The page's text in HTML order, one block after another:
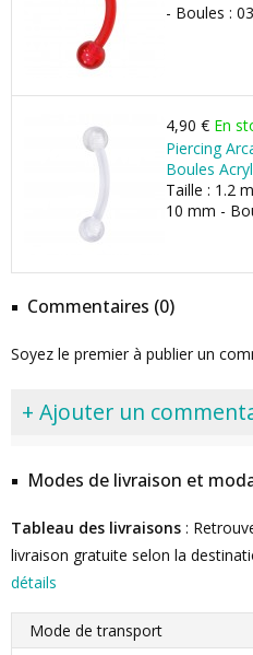
- Boules :
4,90 € En
Piercing
Boules
Taille : 1.2
10 mm -
Commentaires (0)
Soyez le premier à publier un
+ Ajouter un
Modes de livraison et
Tableau des livraisons :
livraison gratuite selon la
détails
Mode de transport